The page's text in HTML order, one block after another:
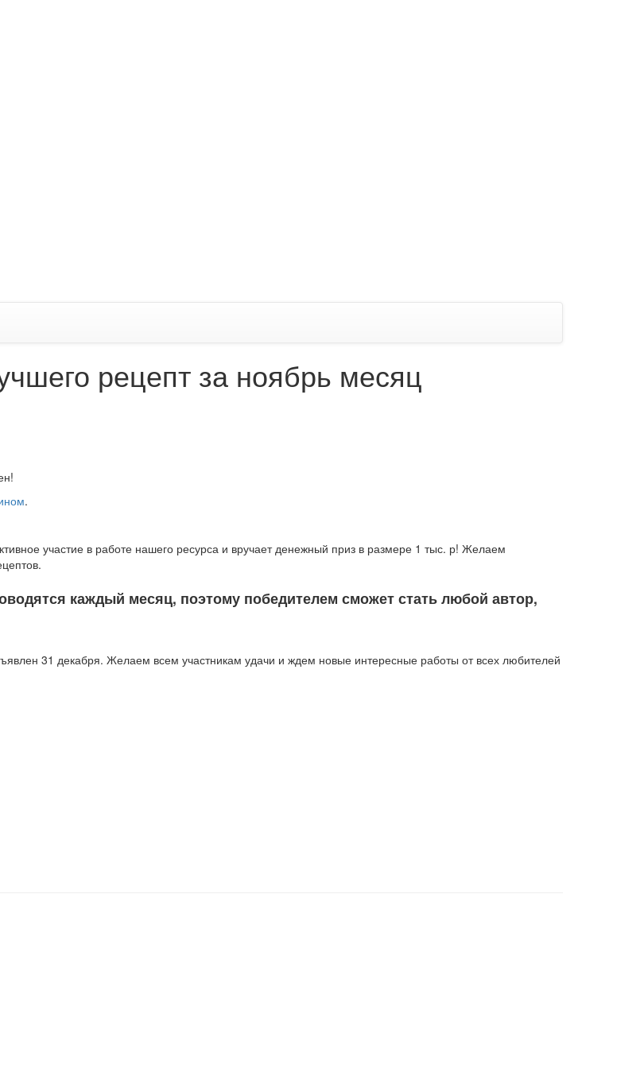
рецепт за ноябрь месяц
.
участие в работе нашего ресурса и вручает денежный приз в размере 1 тыс. р! Желаем
каждый месяц, поэтому победителем сможет стать любой автор,
31 декабря. Желаем всем участникам удачи и ждем новые интересные работы от всех любителей